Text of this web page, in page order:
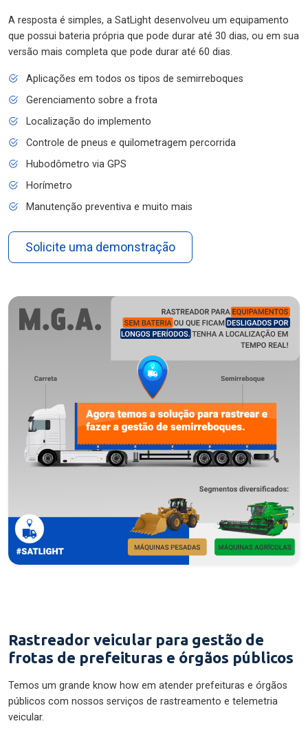
A resposta é simples, a SatLight desenvolveu um equipamento
que possui bateria própria que pode durar até 30 dias, ou em sua
versão mais completa que pode durar até 60 dias.
Aplicações em todos os tipos de semirreboques
Gerenciamento sobre a frota
Localização do implemento
Controle de pneus e quilometragem percorrida
Hubodômetro via GPS
Horímetro
Manutenção preventiva e muito mais
Solicite uma demonstração
Rastreador veicular para gestão de
frotas de prefeituras e órgãos públicos
Temos um grande know how em atender prefeituras e órgãos
públicos com nossos serviços de rastreamento e telemetria
veicular.